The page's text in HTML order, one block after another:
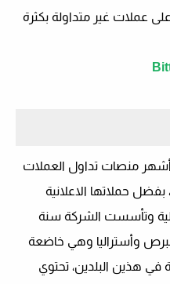
عملات غير متداولة بكثرة
منصات تداول العملات
حملاتها الاعلانية
وتأسست الشركة سنة
وأستراليا وهي خاضعة
في هذين البلدين، تحتوي